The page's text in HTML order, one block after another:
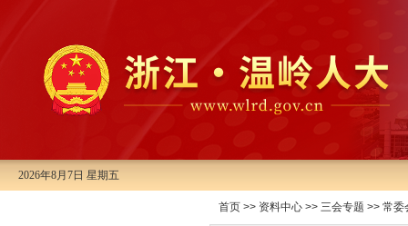
2026年8月7日 星期五
首页 >> 资料中心 >> 三会专题 >> 常委